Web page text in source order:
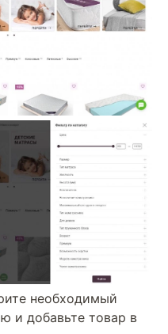
необходимый
и добавьте товар в